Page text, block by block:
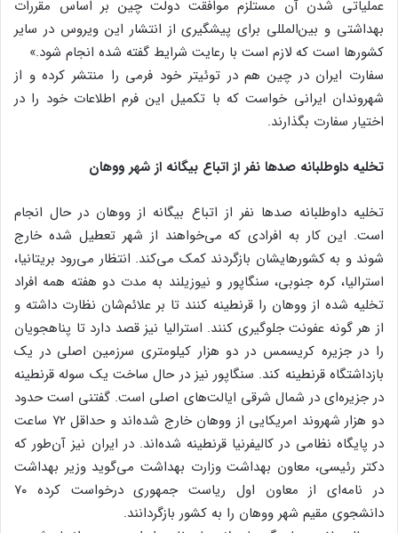
عملیاتی شدن آن مستلزم موافقت دولت چین بر اساس مقررات
بهداشتی و بین‌المللی برای پیشگیری از انتشار این ویروس در سایر
کشورها است که لازم است با رعایت شرایط گفته شده انجام شود.»
سفارت ایران در چین هم در توئیتر خود فرمی را منتشر کرده و از
شهروندان ایرانی خواست که با تکمیل این فرم اطلاعات خود را در
اختیار سفارت بگذارند.
تخلیه داوطلبانه صدها نفر از اتباع بیگانه از شهر ووهان
تخلیه داوطلبانه صدها نفر از اتباع بیگانه از ووهان در حال انجام
است. این کار به افرادی که می‌خواهند از شهر تعطیل شده خارج
شوند و به کشورهایشان بازگردند کمک می‌کند. انتظار می‌رود بریتانیا،
استرالیا، کره جنوبی، سنگاپور و نیوزیلند به مدت دو هفته همه افراد
تخلیه شده از ووهان را قرنطینه کنند تا بر علائم‌شان نظارت داشته و
از هر گونه عفونت جلوگیری کنند. استرالیا نیز قصد دارد تا پناهجویان
را در جزیره کریسمس در دو هزار کیلومتری سرزمین اصلی در یک
بازداشتگاه قرنطینه کند. سنگاپور نیز در حال ساخت یک سوله قرنطینه
در جزیره‌ای در شمال شرقی ایالت‌های اصلی است. گفتنی است حدود
دو هزار شهروند امریکایی از ووهان خارج شده‌اند و حداقل ۷۲ ساعت
در پایگاه نظامی در کالیفرنیا قرنطینه شده‌اند. در ایران نیز آن‌طور که
دکتر رئیسی، معاون بهداشت وزارت بهداشت می‌گوید وزیر بهداشت
در نامه‌ای از معاون اول ریاست جمهوری درخواست کرده ۷۰
دانشجوی مقیم شهر ووهان را به کشور بازگردانند.